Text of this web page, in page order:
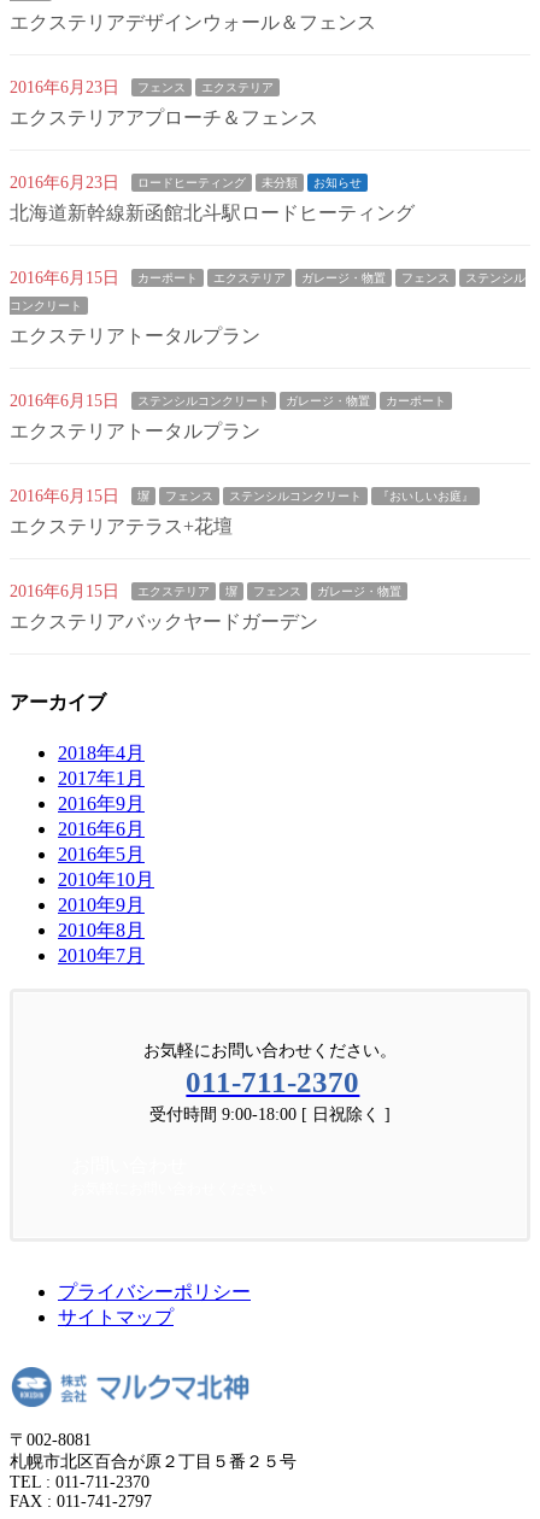
エクステリアデザインウォール＆フェンス
2016年6月23日 フェンス エクステリア
エクステリアアプローチ＆フェンス
2016年6月23日 ロードヒーティング 未分類 お知らせ
北海道新幹線新函館北斗駅ロードヒーティング
2016年6月15日 カーポート エクステリア ガレージ・物置 フェンス ステンシル
コンクリート
エクステリアトータルプラン
2016年6月15日 ステンシルコンクリート ガレージ・物置 カーポート
エクステリアトータルプラン
2016年6月15日 塀 フェンス ステンシルコンクリート 『おいしいお庭』
エクステリアテラス+花壇
2016年6月15日 エクステリア 塀 フェンス ガレージ・物置
エクステリアバックヤードガーデン
アーカイブ
2018年4月
2017年1月
2016年9月
2016年6月
2016年5月
2010年10月
2010年9月
2010年8月
2010年7月
お気軽にお問い合わせください。
011-711-2370
受付時間 9:00-18:00 [ 日祝除く ]
プライバシーポリシー
サイトマップ
〒002-8081
札幌市北区百合が原２丁目５番２５号
TEL : 011-711-2370
FAX : 011-741-2797